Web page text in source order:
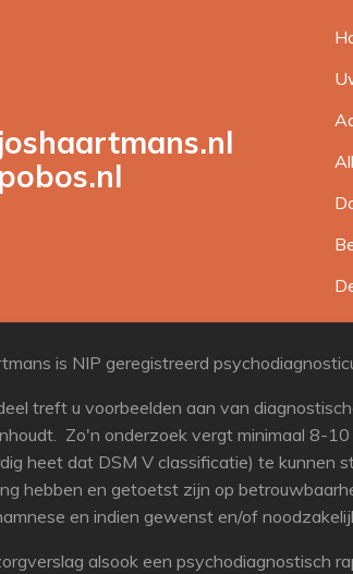
is NIP geregistreerd
treft u voorbeelden aan van
Zo'n onderzoek vergt minimaal 8-
heet dat DSM V classificatie) te kunnen
hebben en getoetst zijn op
en indien gewenst en/of
alsook een psychodiagnostisch